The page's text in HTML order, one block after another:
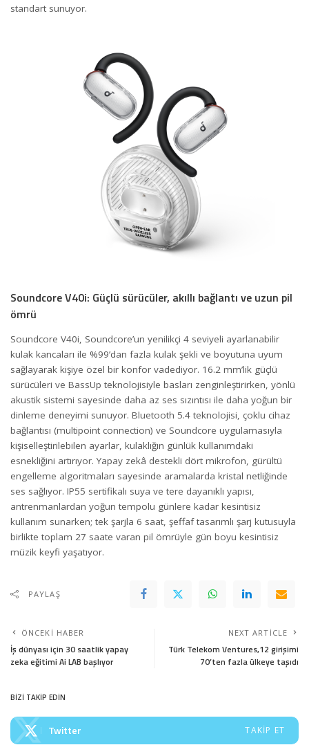
standart sunuyor.
Soundcore V40i: Güçlü sürücüler, akıllı bağlantı ve uzun pil
ömrü
Soundcore V40i, Soundcore’un yenilikçi 4 seviyeli ayarlanabilir
kulak kancaları ile %99’dan fazla kulak şekli ve boyutuna uyum
sağlayarak kişiye özel bir konfor vadediyor. 16.2 mm’lik güçlü
sürücüleri ve BassUp teknolojisiyle basları zenginleştirirken, yönlü
akustik sistemi sayesinde daha az ses sızıntısı ile daha yoğun bir
dinleme deneyimi sunuyor. Bluetooth 5.4 teknolojisi, çoklu cihaz
bağlantısı (multipoint connection) ve Soundcore uygulamasıyla
kişiselleştirilebilen ayarlar, kulaklığın günlük kullanımdaki
esnekliğini artırıyor. Yapay zekâ destekli dört mikrofon, gürültü
engelleme algoritmaları sayesinde aramalarda kristal netliğinde
ses sağlıyor. IP55 sertifikalı suya ve tere dayanıklı yapısı,
antrenmanlardan yoğun tempolu günlere kadar kesintisiz
kullanım sunarken; tek şarjla 6 saat, şeffaf tasarımlı şarj kutusuyla
birlikte toplam 27 saate varan pil ömrüyle gün boyu kesintisiz
müzik keyfi yaşatıyor.
PAYLAŞ
ÖNCEKI HABER
İş dünyası için 30 saatlik yapay
zeka eğitimi Ai LAB başlıyor
NEXT ARTICLE
Türk Telekom Ventures,12 girişimi
70’ten fazla ülkeye taşıdı
BİZİ TAKİP EDİN
Twitter TAKIP ET